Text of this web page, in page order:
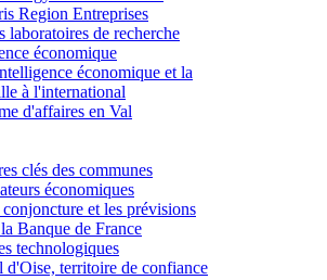
Region Entreprises
laboratoires de recherche
économique
économique et la
à l'international
d'affaires en Val
clés des communes
économiques
et les prévisions
Banque de France
technologiques
d'Oise, territoire de confiance